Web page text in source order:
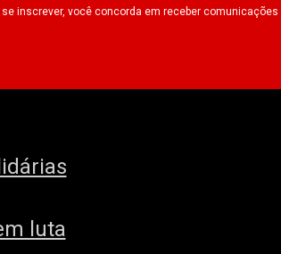
se inscrever, você concorda em receber comunicações
luta